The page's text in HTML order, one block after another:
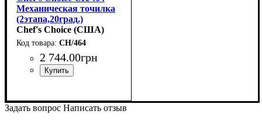
Механическая точилка
(2этапа,20град.)
Chef's Choice (США)
CH/464
2 744.00грн
Задать вопрос Написать отзыв